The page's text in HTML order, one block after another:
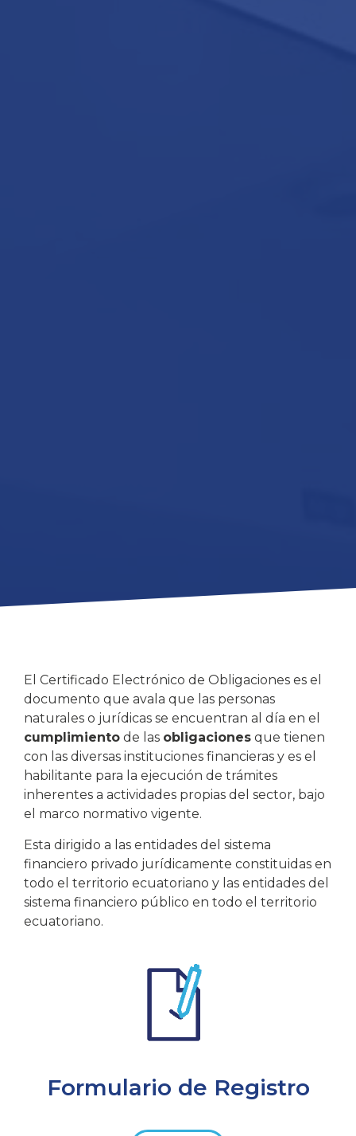
El Certificado Electrónico de Obligaciones es el
documento que avala que las personas
naturales o jurídicas se encuentran al día en el
cumplimiento de las obligaciones que tienen
con las diversas instituciones financieras y es el
habilitante para la ejecución de trámites
inherentes a actividades propias del sector, bajo
el marco normativo vigente.
Esta dirigido a las entidades del sistema
financiero privado jurídicamente constituidas en
todo el territorio ecuatoriano y las entidades del
sistema financiero público en todo el territorio
ecuatoriano.
Formulario de Registro